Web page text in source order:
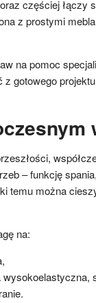
częściej łączy
z prostymi
na pomoc
gotowego
– funkcję
temu można
na:
wysokoelastyczna,